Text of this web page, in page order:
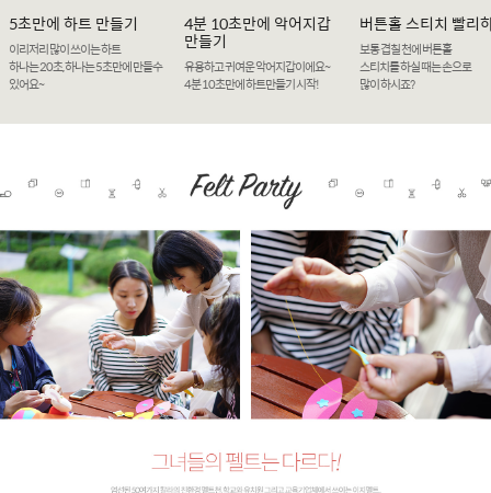
5초만에 하트 만들기
이리저리 많이 쓰이는 하트
하나는 20초, 하나는 5초만에 만들수
있어요~
4분 10초만에 악어지갑
만들기
유용하고 귀여운 악어지갑이에요~
4분 10초만에 하트만들기 시작!
버튼홀 스티치 빨리
보통 겹칠 천에 버튼홀
스티치를 하실 때는 손으로
많이 하시죠?